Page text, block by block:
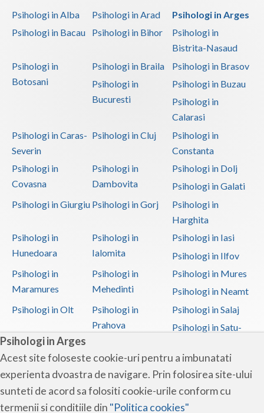
Psihologi in Arges
Acest site foloseste cookie-uri pentru a imbunatati
experienta dvoastra de navigare. Prin folosirea site-ului
sunteti de acord sa folositi cookie-urile conform cu
termenii si conditiile din "Politica cookies"
Psihologi in Alba Psihologi in Arad
Psihologi in Arges
Psihologi in Bacau
Psihologi in Bihor
Psihologi in
Bistrita-Nasaud
Psihologi in
Botosani
Psihologi in Braila
Psihologi in Brasov
Psihologi in
Bucuresti
Psihologi in Buzau
Psihologi in
Calarasi
Psihologi in Caras-
Severin
Psihologi in Cluj
Psihologi in
Constanta
Psihologi in
Covasna
Psihologi in
Dambovita
Psihologi in Dolj
Psihologi in Galati
Psihologi in Giurgiu Psihologi in Gorj
Psihologi in
Harghita
Psihologi in
Hunedoara
Psihologi in
Ialomita
Psihologi in Iasi
Psihologi in Ilfov
Psihologi in
Maramures
Psihologi in
Mehedinti
Psihologi in Mures
Psihologi in Neamt
Psihologi in Olt
Psihologi in
Prahova
Psihologi in Salaj
Psihologi in Satu-
Psihologi in Sibiu
Psihologi in
Suceava
Psihologi in
Teleorman
Psihologi in Timis
Psihologi in Tulcea Psihologi in Valcea